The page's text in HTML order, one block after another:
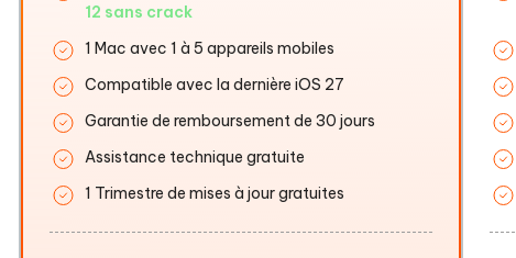
12 sans crack
1 Mac avec 1 à 5 appareils mobiles
Compatible avec la dernière iOS 27
Garantie de remboursement de 30 jours
Assistance technique gratuite
1 Trimestre de mises à jour gratuites